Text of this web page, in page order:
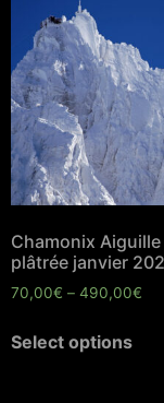
Chamonix
plâtrée janvier
70,00€ – 490,00€
Select options